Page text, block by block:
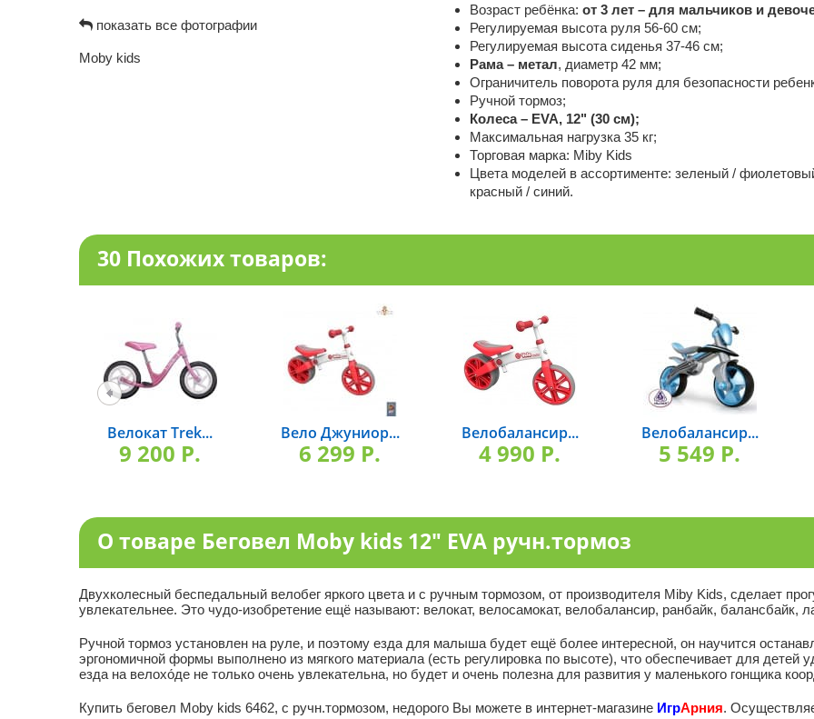
показать все фотографии
Moby kids
Возраст ребёнка: от 3 лет – для мальчиков и
Регулируемая высота руля 56-60 см;
Регулируемая высота сиденья 37-46 см;
Рама – метал, диаметр 42 мм;
Ограничитель поворота руля для безопасности
Ручной тормоз;
Колеса – EVA, 12" (30 см);
Максимальная нагрузка 35 кг;
Торговая марка: Miby Kids
Цвета моделей в ассортименте: зеленый /
красный / синий.
30 Похожих товаров:
Велокат Trek...
9 200 P.
Вело Джуниор...
6 299 P.
Велобалансир...
4 990 P.
Велобалансир...
5 549 P.
О товаре Беговел Moby kids 12" EVA ручн.тормоз
Двухколесный беспедальный велобег яркого цвета и с ручным тормозом, от производителя Miby Kids, сделает
увлекательнее. Это чудо-изобретение ещё называют: велокат, велосамокат, велобалансир, ранбайк, балансбайк,
Ручной тормоз установлен на руле, и поэтому езда для малыша будет ещё более интересной, он научится
эргономичной формы выполнено из мягкого материала (есть регулировка по высоте), что обеспечивает для детей
езда на велохо́де не только очень увлекательна, но будет и очень полезна для развития у маленького гонщика
Купить беговел Moby kids 6462, с ручн.тормозом, недорого Вы можете в интернет-магазине ИгрАрния.